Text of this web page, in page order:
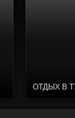
ОТДЫХ В